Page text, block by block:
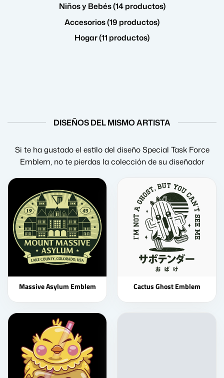
Niños y Bebés (14 productos)
Accesorios (19 productos)
Hogar (11 productos)
DISEÑOS DEL MISMO ARTISTA
Si te ha gustado el estilo del diseño Special Task Force
Emblem, no te pierdas la colección de su diseñador
Massive Asylum Emblem Cactus Ghost Emblem